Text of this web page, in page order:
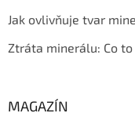
Jak ovlivňuje tvar
Ztráta minerálu: Co
MAGAZÍN